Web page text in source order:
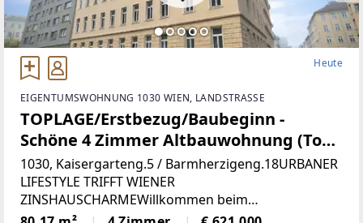
Heute
EIGENTUMSWOHNUNG 1030 WIEN, LANDSTRASSE
TOPLAGE/Erstbezug/Baubeginn -
Schöne 4 Zimmer Altbauwohnung (Top
19)
1030, Kaisergarteng.5 / Barmherzigeng.18URBANER
LIFESTYLE TRIFFT WIENER
ZINSHAUSCHARMEWillkommen beim
Projekt „KAISER1030“. In einem schönen